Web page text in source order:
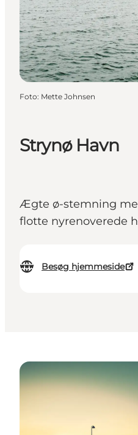
Strynø Havn
Ægte ø-stemning
flotte nyrenoverede
Besøg hjemmeside
Foto: Mette Johnsen